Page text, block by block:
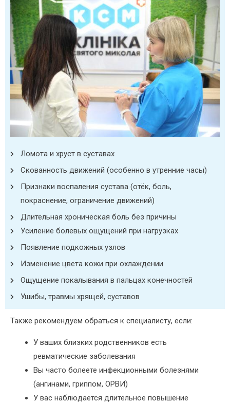
Ломота и хруст в суставах
Скованность движений (особенно в утренние часы)
Признаки воспаления сустава (отёк, боль,
покраснение, ограничение движений)
Длительная хроническая боль без причины
Усиление болевых ощущений при нагрузках
Появление подкожных узлов
Изменение цвета кожи при охлаждении
Ощущение покалывания в пальцах конечностей
Ушибы, травмы хрящей, суставов
Также рекомендуем обраться к специалисту, если:
У ваших близких родственников есть
ревматические заболевания
Вы часто болеете инфекционными болезнями
(ангинами, гриппом, ОРВИ)
У вас наблюдается длительное повышение